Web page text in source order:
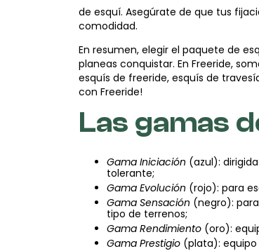
de esquí. Asegúrate de que tus
comodidad.
En resumen, elegir el paquete de
planeas conquistar. En Freeride,
esquís de freeride, esquís de
con Freeride!
Las gamas
Gama Iniciación (azul):
tolerante;
Gama Evolución (rojo): para
Gama Sensación (negro):
tipo de terrenos;
Gama Rendimiento (oro):
Gama Prestigio (plata):